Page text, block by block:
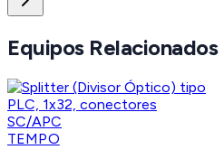
Equipos Relacionados
TEMPO